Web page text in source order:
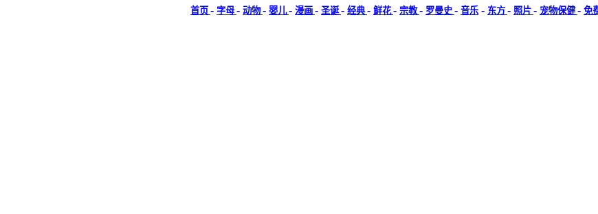
首页 - 字母 - 动物- 婴儿- 漫画 - 圣诞- 经典- 鲜花- 宗教- 罗曼史 - 音乐 - 东方 - 照片 - 宠物保健- 免